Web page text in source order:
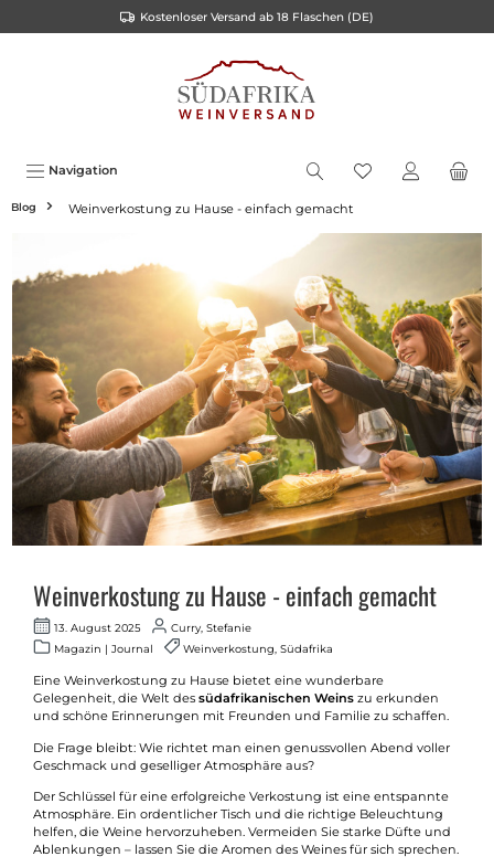
Kostenloser Versand ab 18 Flaschen (DE)
Navigation
Blog Weinverkostung zu Hause - einfach gemacht
Weinverkostung zu Hause - einfach gemacht
13. August 2025
Curry, Stefanie
Magazin | Journal
Weinverkostung, Südafrika
Eine Weinverkostung zu Hause bietet eine wunderbare
Gelegenheit, die Welt dessüdafrikanischen Weins zu erkunden
und schöne Erinnerungen mit Freunden und Familie zu schaffen.
Die Frage bleibt: Wie richtet man einen genussvollen Abend voller
Geschmack und geselliger Atmosphäre aus?
Der Schlüssel für eine erfolgreiche Verkostung ist eine entspannte
Atmosphäre. Ein ordentlicher Tisch und die richtige Beleuchtung
helfen, die Weine hervorzuheben. Vermeiden Sie starke Düfte und
Ablenkungen – lassen Sie die Aromen des Weines für sich sprechen.